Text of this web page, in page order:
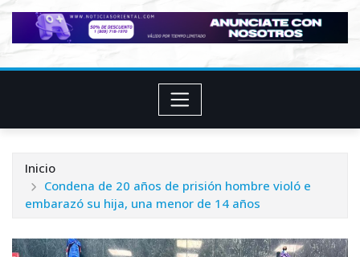
Inicio
Condena de 20 años de prisión hombre violó e
embarazó su hija, una menor de 14 años